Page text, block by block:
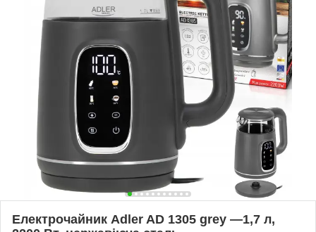
Електрочайник Adler AD 1305 grey —1,7 л,